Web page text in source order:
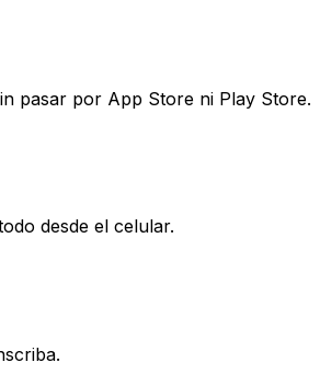
pasar por App Store ni Play Store.
desde el celular.